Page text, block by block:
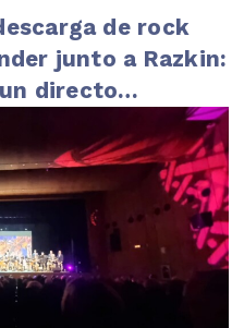
de rock
junto a Razkin:
directo